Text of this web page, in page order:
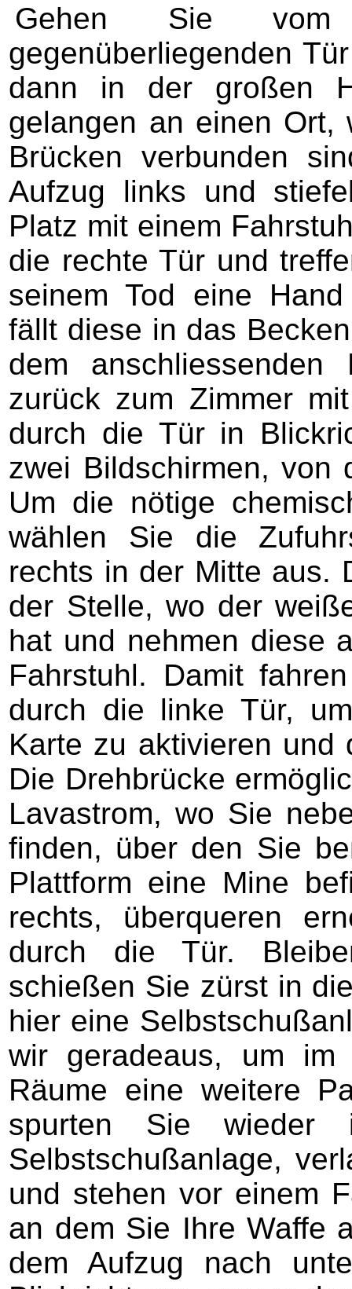
Gehen Sie
gegenüberliegenden
dann in der großen
gelangen an einen Ort,
Brücken verbunden
Aufzug links und
Platz mit einem
die rechte Tür und
seinem Tod eine
fällt diese in das
dem
zurück zum Zimmer
durch die Tür in
zwei Bildschirmen, von
Um die nötige
wählen Sie die
rechts in der Mitte aus.
der Stelle, wo der
hat und nehmen diese
Fahrstuhl. Damit
durch die linke Tür,
Karte zu aktivieren und
Die Drehbrücke
Lavastrom, wo Sie
finden, über den Sie
Plattform eine Mine
rechts, überqueren
durch die Tür.
schießen Sie zürst in
hier eine
wir geradeaus, um im
Räume eine weitere
spurten Sie
Selbstschußanlage,
und stehen vor einem
an dem Sie Ihre Waffe
dem Aufzug nach